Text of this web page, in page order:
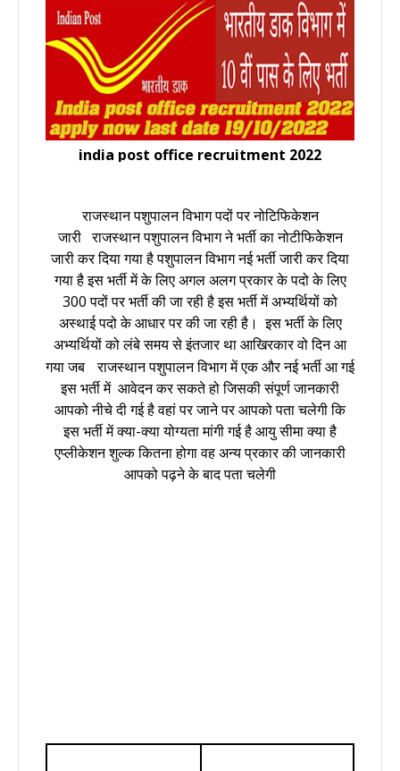
india post office recruitment 2022
राजस्थान पशुपालन विभाग पदों पर नोटिफिकेशन
जारी राजस्थान पशुपालन विभाग ने भर्ती का नोटीफिकेेशन
जारी कर दिया गया है पशुपालन विभाग नई भर्ती जारी कर दिया
गया है इस भर्ती में के लिए अगल अलग प्रकार के पदो के लिए
300 पदों पर भर्ती की जा रही है इस भर्ती में अभ्यर्थियों को
अस्थाई पदो के आधार पर की जा रही है। इस भर्ती के लिए
अभ्यर्थियों को लंबे समय से इंतजार था आखिरकार वो दिन आ
गया जब
राजस्थान पशुपालन विभागमें एक और नई भर्ती आ गई
इस भर्ती में आवेदन कर सकते हो जिसकी संपूर्ण जानकारी
आपको नीचे दी गई है वहां पर जाने पर आपको पता चलेगी कि
इस भर्ती में क्या-क्या योग्यता मांगी गई है आयु सीमा क्या है
एप्लीकेशनशुल्ककितना होगा वह अन्य प्रकार की जानकारी
आपको पढ़ने के बाद पता चलेगी